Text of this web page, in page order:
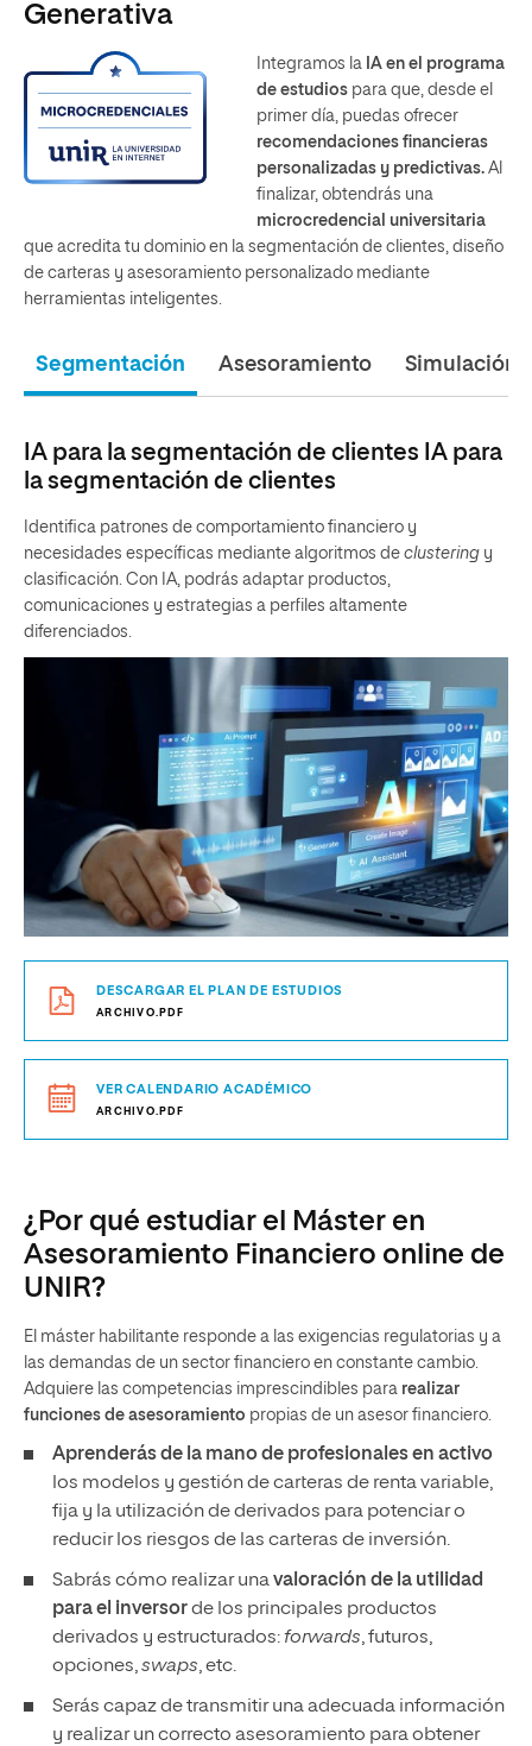
Generativa
Integramos la IA en el programa
de estudios para que, desde el
primer día, puedas ofrecer
recomendaciones financieras
personalizadas y predictivas. Al
finalizar, obtendrás una
microcredencial universitaria
que acredita tu dominio en la segmentación de clientes, diseño
de carteras y asesoramiento personalizado mediante
herramientas inteligentes.
Segmentación Asesoramiento Simulación
IA para la segmentación de clientes IA para
la segmentación de clientes
Identifica patrones de comportamiento financiero y
necesidades específicas mediante algoritmos de clustering y
clasificación. Con IA, podrás adaptar productos,
comunicaciones y estrategias a perfiles altamente
diferenciados.
DESCARGAR EL PLAN DE ESTUDIOS
ARCHIVO.PDF
VER CALENDARIO ACADÉMICO
ARCHIVO.PDF
¿Por qué estudiar el Máster en
Asesoramiento Financiero online de
UNIR?
El máster habilitante responde a las exigencias regulatorias y a
las demandas de un sector financiero en constante cambio.
Adquiere las competencias imprescindibles para realizar
funciones de asesoramiento propias de un asesor financiero.
Aprenderás de la mano de profesionales en activo
los modelos y gestión de carteras de renta variable,
fija y la utilización de derivados para potenciar o
reducir los riesgos de las carteras de inversión.
Sabrás cómo realizar unavaloración de la utilidad
para el inversorde los principales productos
derivados y estructurados:forwards, futuros,
opciones,swaps, etc.
Serás capaz de transmitir una adecuada información
y realizar un correcto asesoramiento para obtener